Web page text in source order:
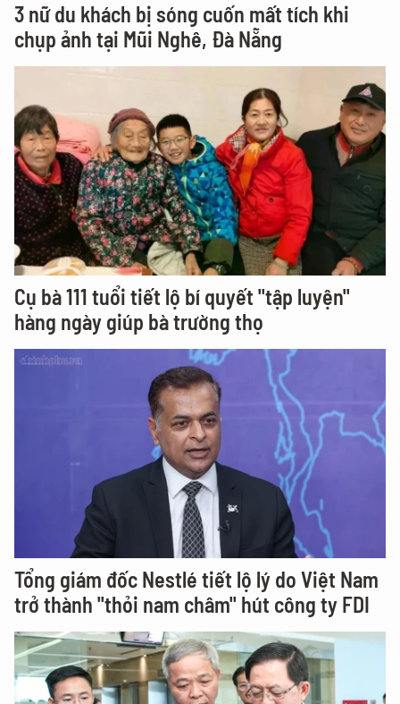
3 nữ du khách bị sóng cuốn mất tích khi
chụp ảnh tại Mũi Nghê, Đà Nẵng
Cụ bà 111 tuổi tiết lộ bí quyết "tập luyện"
hàng ngày giúp bà trường thọ
Tổng giám đốc Nestlé tiết lộ lý do Việt Nam
trở thành "thỏi nam châm" hút công ty FDI